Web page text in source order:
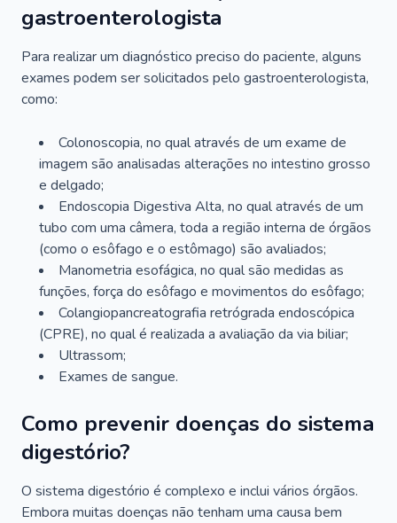
gastroenterologista
Para realizar um diagnóstico preciso do paciente, alguns
exames podem ser solicitados pelo gastroenterologista,
como:
Colonoscopia, no qual através de um exame de
imagem são analisadas alterações no intestino grosso
e delgado;
Endoscopia Digestiva Alta, no qual através de um
tubo com uma câmera, toda a região interna de órgãos
(como o esôfago e o estômago) são avaliados;
Manometria esofágica, no qual são medidas as
funções, força do esôfago e movimentos do esôfago;
Colangiopancreatografia retrógrada endoscópica
(CPRE), no qual é realizada a avaliação da via biliar;
Ultrassom;
Exames de sangue.
Como prevenir doenças do sistema
digestório?
O sistema digestório é complexo e inclui vários órgãos.
Embora muitas doenças não tenham uma causa bem